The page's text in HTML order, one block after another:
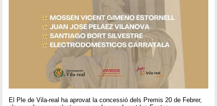
El Ple de Vila-real ha aprovat la concessió dels Premis 20 de Febrer,